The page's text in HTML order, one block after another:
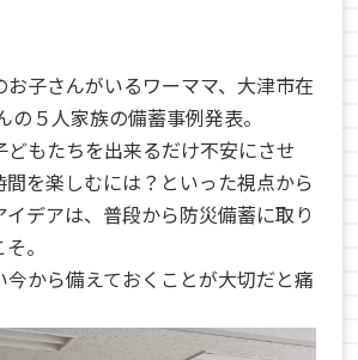
子さんがいるワーママ、大津市在
の５人家族の備蓄事例発表。
どもたちを出来るだけ不安にさせ
を楽しむには？といった視点から
デアは、普段から防災備蓄に取り
。
今から備えておくことが大切だと痛